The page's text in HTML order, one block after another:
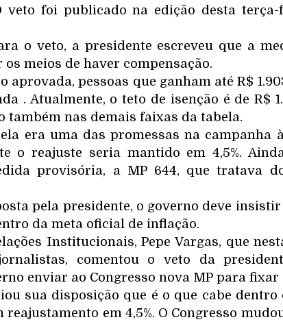
veto foi publicado na edição desta
o veto, a presidente escreveu que a
meios de haver compensação.
aprovada, pessoas que ganham até R$
. Atualmente, o teto de isenção é de R$
também nas demais faixas da tabela.
era uma das promessas na campanha
o reajuste seria mantido em 4,5%.
provisória, a MP 644, que tratava
pela presidente, o governo deve insistir
da meta oficial de inflação.
Institucionais, Pepe Vargas, que
comentou o veto da
enviar ao Congresso nova MP para fixar
sua disposição que é o que cabe dentro
reajustamento em 4,5%. O Congresso